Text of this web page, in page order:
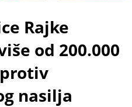
Rajke
od 200.000
nasilja